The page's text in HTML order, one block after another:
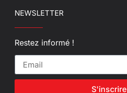
NEWSLETTER
Restez informé !
S'inscrire